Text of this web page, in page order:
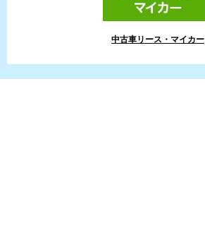
中古車リース・マイカー